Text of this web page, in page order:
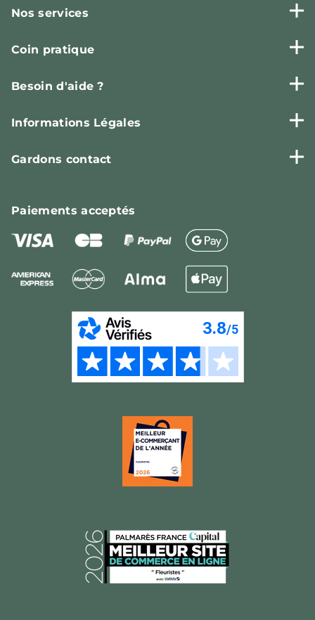
Nos services
Coin pratique
Besoin d'aide ?
Informations Légales
Gardons contact
Paiementsacceptés